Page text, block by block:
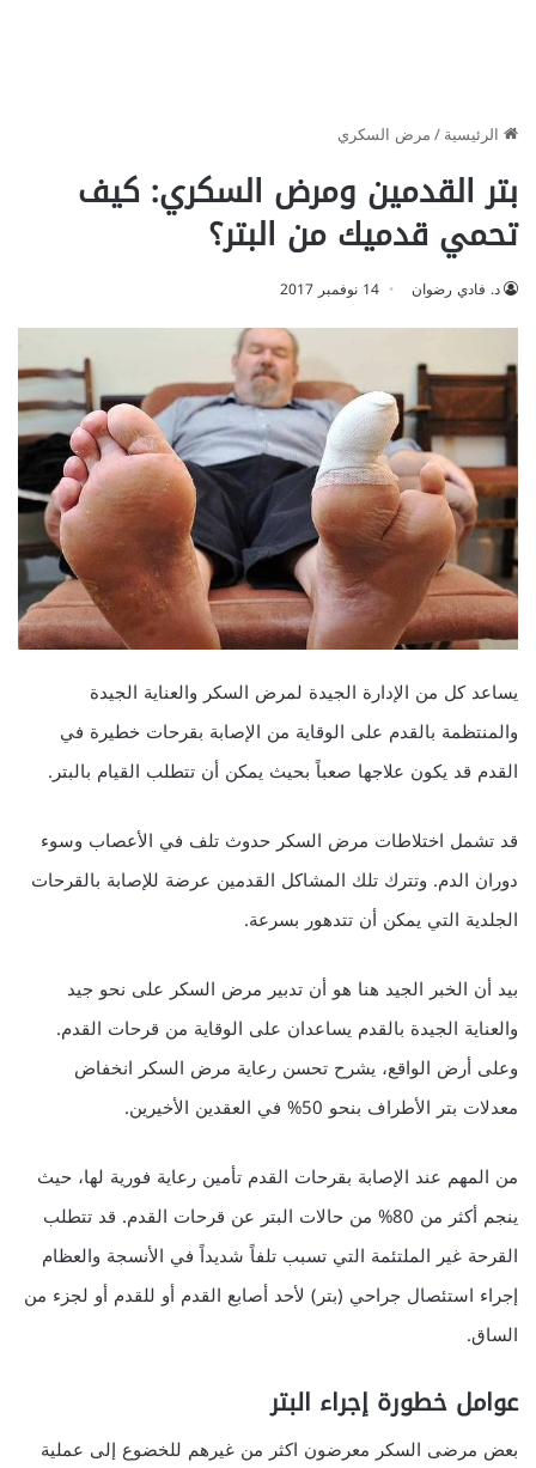
الرئيسية/مرض السكري
بتر القدمين ومرض السكري: كيف
تحمي قدميك من البتر؟
د. فادي رضوان 14 نوفمبر 2017
يساعد كل من الإدارة الجيدة لمرض السكر والعناية الجيدة
والمنتظمة بالقدم على الوقاية من الإصابة بقرحات خطيرة في
القدم قد يكون علاجها صعباً بحيث يمكن أن تتطلب القيام بالبتر.
قد تشمل اختلاطات مرض السكر حدوث تلف في الأعصاب وسوء
دوران الدم. وتترك تلك المشاكل القدمين عرضة للإصابة بالقرحات
الجلدية التي يمكن أن تتدهور بسرعة.
بيد أن الخبر الجيد هنا هو أن تدبير مرض السكر على نحو جيد
والعناية الجيدة بالقدم يساعدان على الوقاية من قرحات القدم.
وعلى أرض الواقع، يشرح تحسن رعاية مرض السكر انخفاض
معدلات بتر الأطراف بنحو 50% في العقدين الأخيرين.
من المهم عند الإصابة بقرحات القدم تأمين رعاية فورية لها، حيث
ينجم أكثر من 80% من حالات البتر عن قرحات القدم. قد تتطلب
القرحة غير الملتئمة التي تسبب تلفاً شديداً في الأنسجة والعظام
إجراء استئصال جراحي (بتر) لأحد أصابع القدم أو للقدم أو لجزء من
الساق.
عوامل خطورة إجراء البتر
بعض مرضى السكر معرضون اكثر من غيرهم للخضوع إلى عملية